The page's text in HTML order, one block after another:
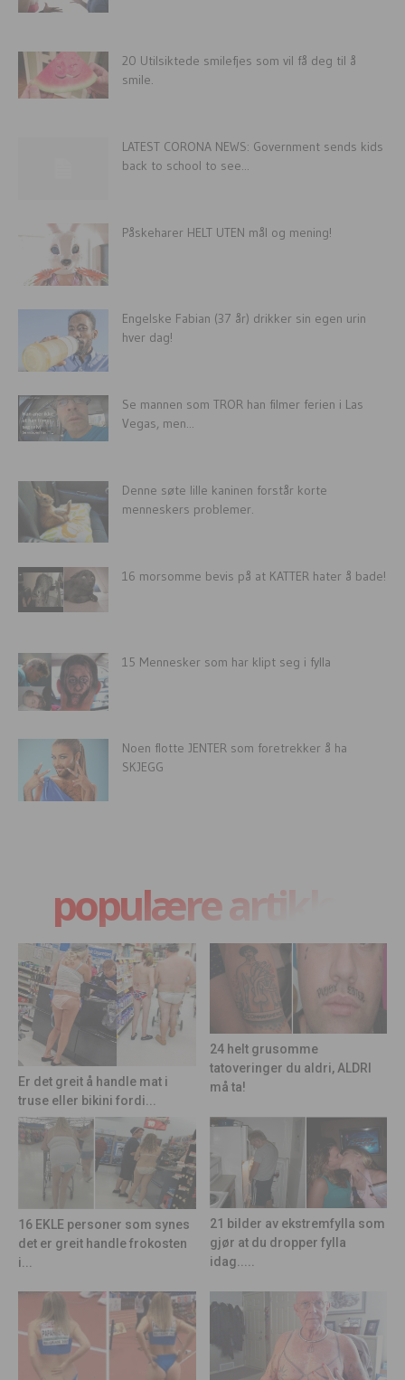
20 Utilsiktede smilefjes som vil få deg til å
smile.
LATEST CORONA NEWS: Government sends kids
back to school to see...
Påskeharer HELT UTEN mål og mening!
Engelske Fabian (37 år) drikker sin egen urin
hver dag!
Se mannen som TROR han filmer ferien i Las
Vegas, men...
Denne søte lille kaninen forstår korte
menneskers problemer.
16 morsomme bevis på at KATTER hater å bade!
15 Mennesker som har klipt seg i fylla
Noen flotte JENTER som foretrekker å ha
SKJEGG
populære artikler
Er det greit å handle mat i
truse eller bikini fordi...
24 helt grusomme
tatoveringer du aldri, ALDRI
må ta!
16 EKLE personer som synes
det er greit handle frokosten
i...
21 bilder av ekstremfylla som
gjør at du dropper fylla
idag.....